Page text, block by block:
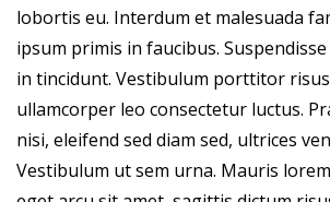
lobortis eu. Interdum et malesuada
ipsum primis in faucibus.
in tincidunt. Vestibulum porttitor
ullamcorper leo consectetur luctus.
nisi, eleifend sed diam sed, ultrices
Vestibulum ut sem urna. Mauris